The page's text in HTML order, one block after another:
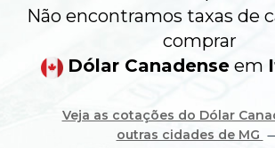
CONTA INTERNACIONAL NOVO
Acesse sua conta:
BROKER DE OFERTAS
Não encontramos taxas de
comprar
Dólar Canadense em
Veja as cotações do Dólar
outras cidades de MG